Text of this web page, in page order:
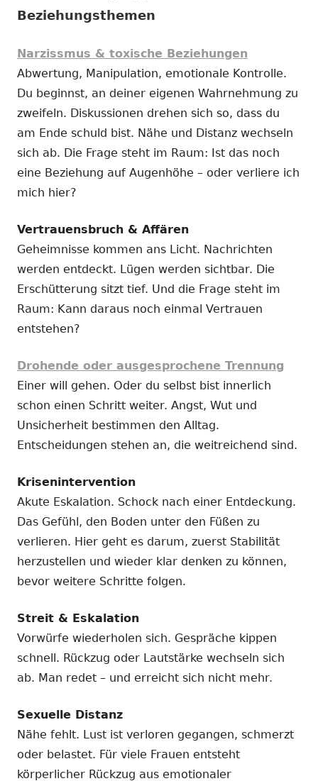
Beziehungsthemen
Narzissmus & toxische Beziehungen
Abwertung, Manipulation, emotionale Kontrolle.
Du beginnst, an deiner eigenen Wahrnehmung zu
zweifeln. Diskussionen drehen sich so, dass du
am Ende schuld bist. Nähe und Distanz wechseln
sich ab. Die Frage steht im Raum: Ist das noch
eine Beziehung auf Augenhöhe – oder verliere ich
mich hier?
Vertrauensbruch & Affären
Geheimnisse kommen ans Licht. Nachrichten
werden entdeckt. Lügen werden sichtbar. Die
Erschütterung sitzt tief. Und die Frage steht im
Raum: Kann daraus noch einmal Vertrauen
entstehen?
Drohende oder ausgesprochene Trennung
Einer will gehen. Oder du selbst bist innerlich
schon einen Schritt weiter. Angst, Wut und
Unsicherheit bestimmen den Alltag.
Entscheidungen stehen an, die weitreichend sind.
Krisenintervention
Akute Eskalation. Schock nach einer Entdeckung.
Das Gefühl, den Boden unter den Füßen zu
verlieren. Hier geht es darum, zuerst Stabilität
herzustellen und wieder klar denken zu können,
bevor weitere Schritte folgen.
Streit & Eskalation
Vorwürfe wiederholen sich. Gespräche kippen
schnell. Rückzug oder Lautstärke wechseln sich
ab. Man redet – und erreicht sich nicht mehr.
Sexuelle Distanz
Nähe fehlt. Lust ist verloren gegangen, schmerzt
oder belastet. Für viele Frauen entsteht
körperlicher Rückzug aus emotionaler